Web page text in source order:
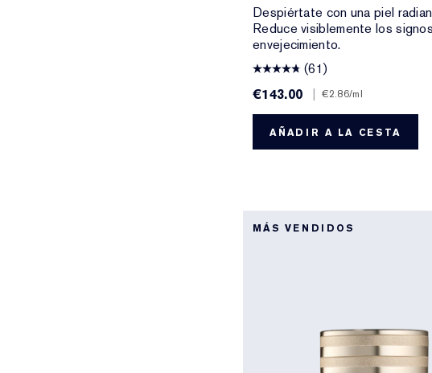
Despiértate con una piel
Reduce visiblemente los
envejecimiento.
(61)
€143.00
€2.86/ml
AÑADIR A LA CESTA
MÁS VENDIDOS